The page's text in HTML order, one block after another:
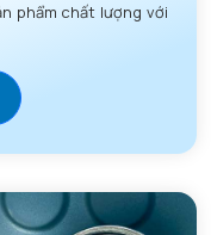
phẩm chất lượng với